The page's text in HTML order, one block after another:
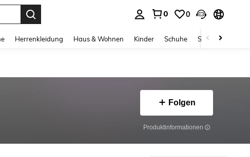
0 0
Herrenkleidung Haus & Wohnen Kinder Schuhe Schmuck &
Folgen
Produktinformationen